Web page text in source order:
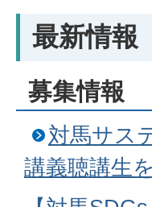
最新情報
募集情報
対馬サス
講義聴講生